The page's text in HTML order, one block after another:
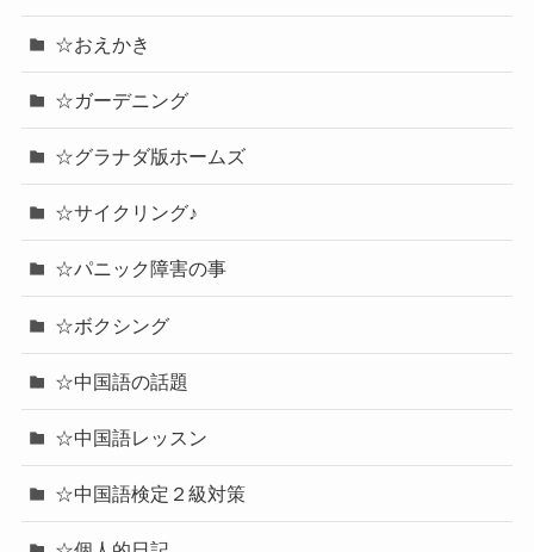
☆おえかき
☆ガーデニング
☆グラナダ版ホームズ
☆サイクリング♪
☆パニック障害の事
☆ボクシング
☆中国語の話題
☆中国語レッスン
☆中国語検定２級対策